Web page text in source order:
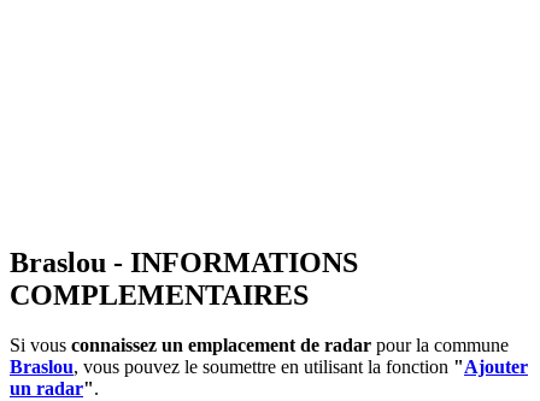
Braslou - INFORMATIONS
COMPLEMENTAIRES
Si vous connaissez un emplacement de radar pour la commune
Braslou, vous pouvez le soumettre en utilisant la fonction "Ajouter
un radar".